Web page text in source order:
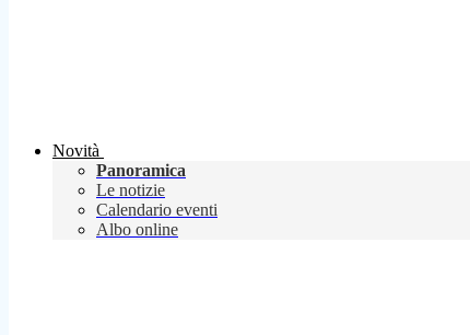
Novità
Panoramica
Le notizie
Calendario eventi
Albo online